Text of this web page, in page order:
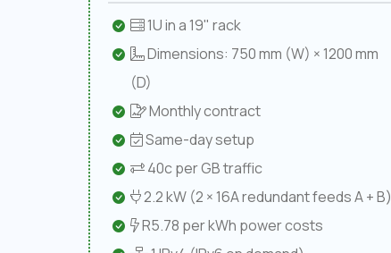
1U in a 19" rack
Dimensions: 750 mm (W) × 1200 mm
(D)
Monthly contract
Same-day setup
40c per GB traffic
2.2 kW (2 × 16A redundant feeds A + B)
R5.78 per kWh power costs